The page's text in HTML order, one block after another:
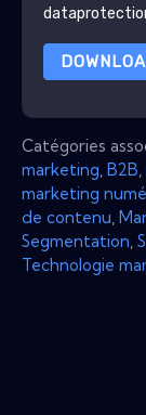
Catégories
marketing B2B
marketing
de contenu
Segmentation
Technologie